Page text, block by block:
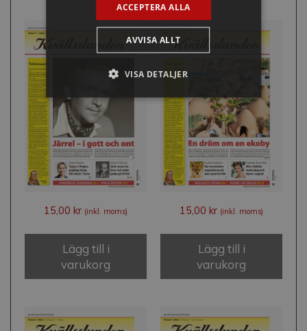
15,00 kr (inkl. moms)
Lägg till i
varukorg
15,00 kr (inkl. moms)
Lägg till i
varukorg
ACCEPTERA ALLA
AVVISA ALLT
VISA DETALJER